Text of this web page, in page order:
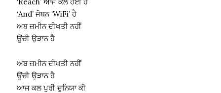
‘And’ ਜੋਬਨ ‘WiFi’ ਹੈ
ਅਬ ਜ਼ਮੀਨ ਦੀਖਤੀ ਨਹੀਂ
ਊਂਚੀ ਉੜਾਨ ਹੈ
ਅਬ ਜ਼ਮੀਨ ਦੀਖਤੀ ਨਹੀਂ
ਊਂਚੀ ਉੜਾਨ ਹੈ
ਆਜ ਕਲ ਪੁਰੀ ਦੁਨਿਯਾ ਕੀ